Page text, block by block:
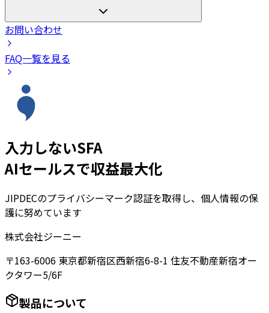
お問い合わせ
FAQ一覧を見る
入力しないSFA
AIセールスで収益最大化
JIPDECのプライバシーマーク認証を取得し、個人情報の保
護に努めています
株式会社ジーニー
〒163-6006 東京都新宿区西新宿6-8-1 住友不動産新宿オー
クタワー5/6F
製品について